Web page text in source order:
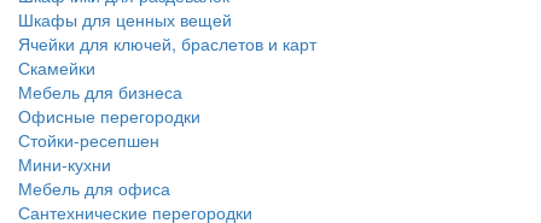
Шкафы для ценных вещей
Ячейки для ключей, браслетов и карт
Скамейки
Мебель для бизнеса
Офисные перегородки
Стойки-ресепшен
Мини-кухни
Мебель для офиса
Сантехнические перегородки